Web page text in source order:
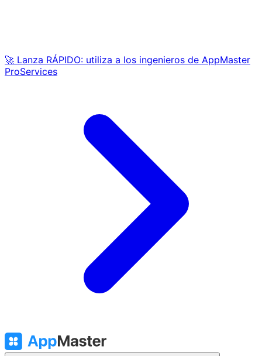
🚀 Lanza RÁPIDO: utiliza a los ingenieros de AppMaster
ProServices